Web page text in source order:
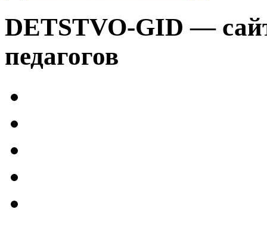
DETSTVO-GID —
педагогов